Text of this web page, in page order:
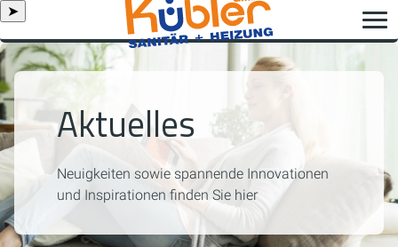
➤
Aktuelles
Neuigkeiten sowie spannende Innovationen
und Inspirationen finden Sie hier